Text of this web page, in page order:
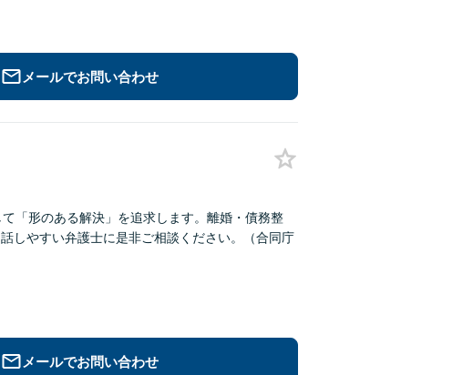
メールでお問い合わせ
「形のある解決」を追求します。離婚・債務整
しやすい弁護士に是非ご相談ください。（合同庁
メールでお問い合わせ